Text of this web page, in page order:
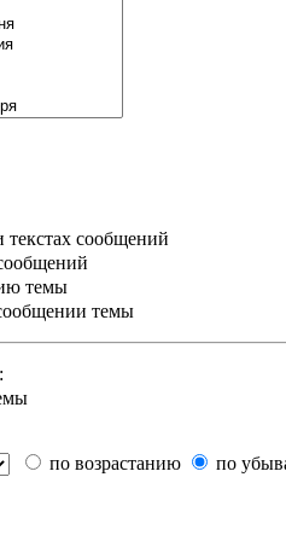
текстах сообщений
темы
темы
по возрастанию
по